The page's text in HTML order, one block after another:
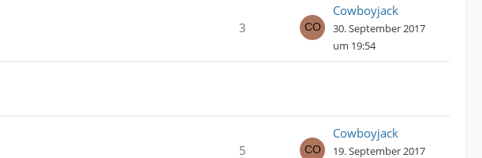
3
Cowboyjack
30. September 2017
um 19:54
5
Cowboyjack
19. September 2017